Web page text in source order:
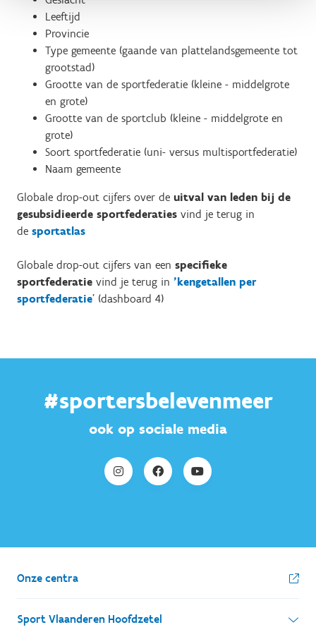
Leeftijd
Provincie
Type gemeente (gaande van plattelandsgemeente tot
grootstad)
Grootte van de sportfederatie (kleine - middelgrote
en grote)
Grootte van de sportclub (kleine - middelgrote en
grote)
Soort sportfederatie (uni- versus multisportfederatie)
Naam gemeente
Globale drop-out cijfers over de uitval van leden bij de
gesubsidieerde sportfederaties vind je terug in
de sportatlas
Globale drop-out cijfers van een specifieke
sportfederatie vind je terug in 'kengetallen per
sportfederatie' (dashboard 4)
#sportersbelevenmeer
ook op sociale media
Onze centra
Sport Vlaanderen Hoofdzetel